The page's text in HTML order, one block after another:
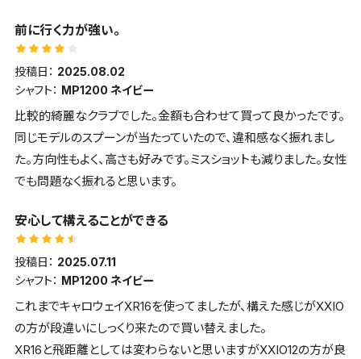
前に行く力が強い。
投稿日： 2025.08.02
シャフト： MP1200 ネイビー
比較的綺麗なクラブでした。金額も合わせて買って良かったです。
同じモデルのスプーンが当たっていたので、違和感なく振れまし
た。方向性もよく、高さも好みです。ミスショットも減りました。女性
でも問題なく振れると思います。
安心して構えることができる
投稿日： 2025.07.11
シャフト： MP1200 ネイビー
これまでキャロウェイXR16を使ってましたが、構えた感じがXXIO
の方が段違いにしっくり来たので買い替えました。
XR16と飛距離としては変わらないと思いますがXXIO12の方が良